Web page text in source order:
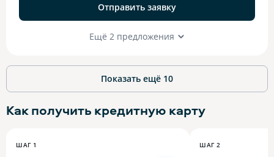
Отправить заявку
Ещё 2 предложения
Показать ещё 10
Как получить кредитную карту
ШАГ 1 ШАГ 2